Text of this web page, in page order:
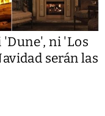
ni 'Los
serán las